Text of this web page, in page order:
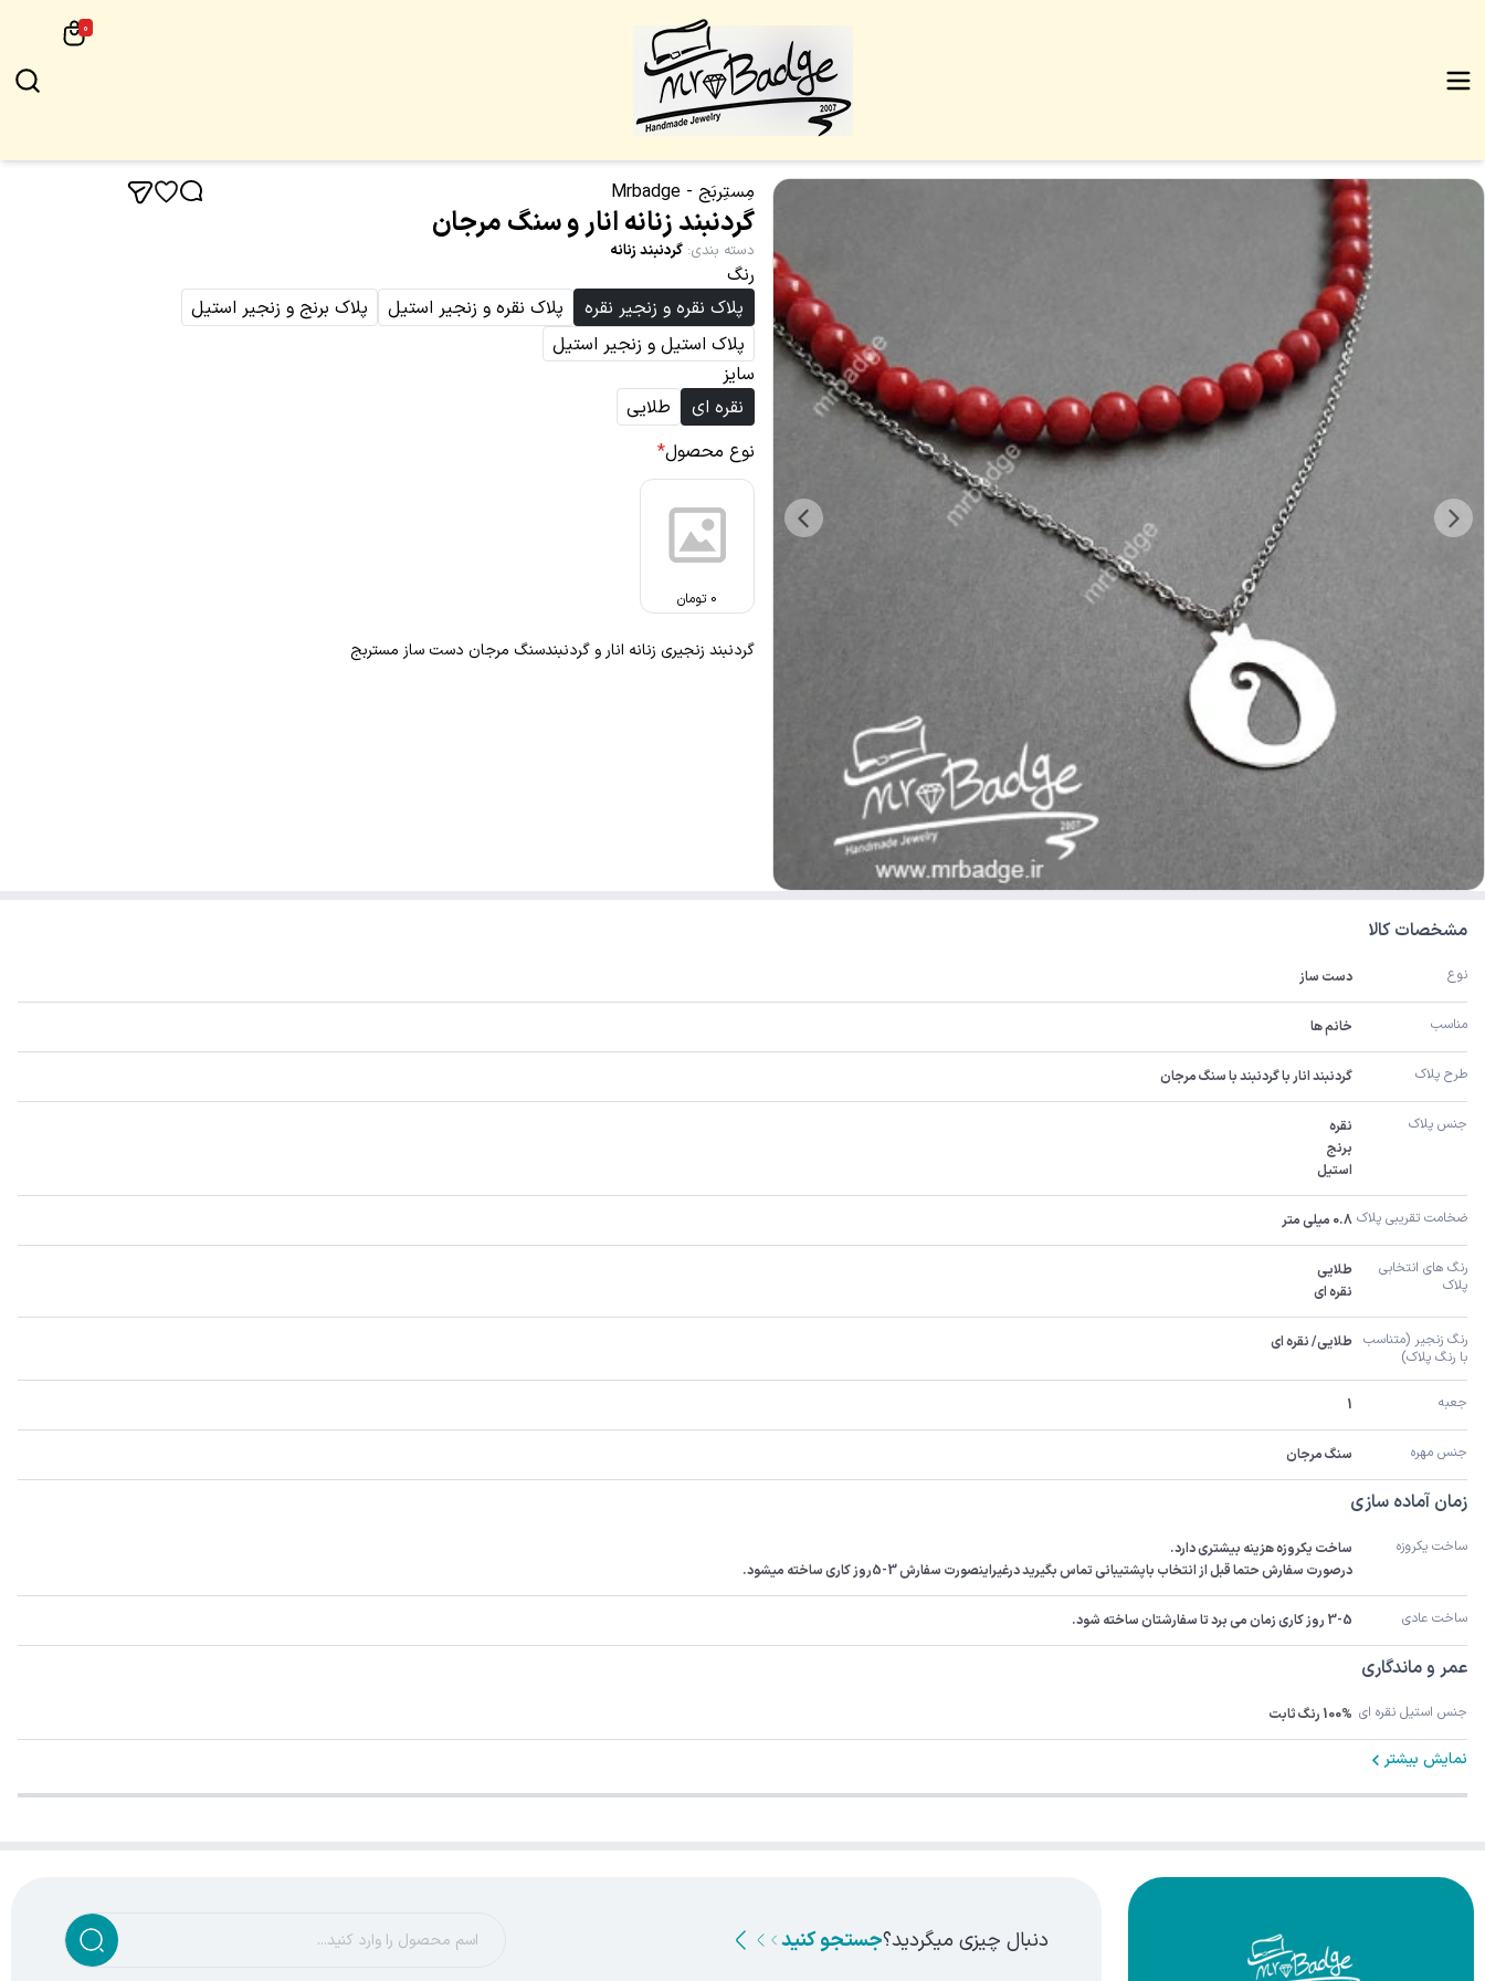
0
مِستِربَج - Mrbadge
گردنبند زنانه انار و سنگ مرجان
دسته بندی: گردنبند زنانه
رنگ
پلاک نقره و زنجیر نقره
پلاک نقره و زنجیر استیل
پلاک برنج و زنجیر استیل
پلاک استیل و زنجیر استیل
سایز
نقره ای
طلایی
نوع محصول*
0 تومان
گردنبند زنجیری زنانه انار و گردنبندسنگ مرجان دست ساز مستربج
مشخصات کالا
نوع دست ساز
مناسب خانم ها
طرح پلاک گردنبند انار با گردنبند با سنگ مرجان
جنس پلاک
استیل
ضخامت تقریبی پلاک 0.8 میلی متر
پلاک
نقره ای
با رنگ پلاک)
طلایی/ نقره ای
جعبه 1
جنس مهره سنگ مرجان
زمان آماده سازی
ساخت یکروزه
درصورت سفارش حتما قبل از انتخاب باپشتیبانی تماس بگیرید درغیراینصورت سفارش 3-5روز کاری ساخته میشود.
ساخت عادی 3-5 روز کاری زمان می برد تا سفارشتان ساخته شود.
عمر و ماندگاری
جنس استیل نقره ای 100% رنگ ثابت
نمایش بیشتر
دنبال چیزی میگردید؟جستجو کنید